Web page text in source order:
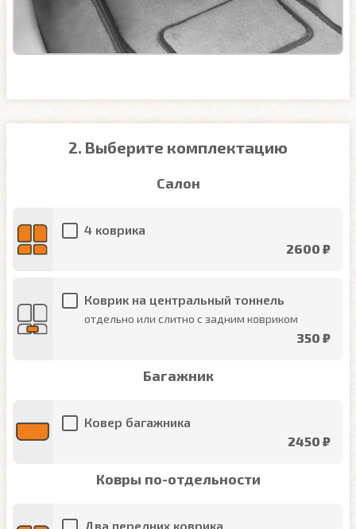
2. Выберите комплектацию
Салон
4 коврика
2600 ₽
Коврик на центральный тоннель
отдельно или слитно с задним ковриком
350 ₽
Багажник
Ковер багажника
2450 ₽
Ковры по-отдельности
Два передних коврика